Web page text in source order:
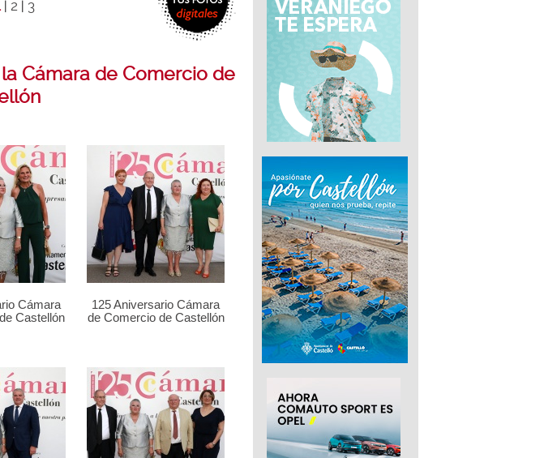
| 2 | 3
Cámara de Comercio de
Cámara
Castellón
125 Aniversario Cámara
de Comercio de Castellón